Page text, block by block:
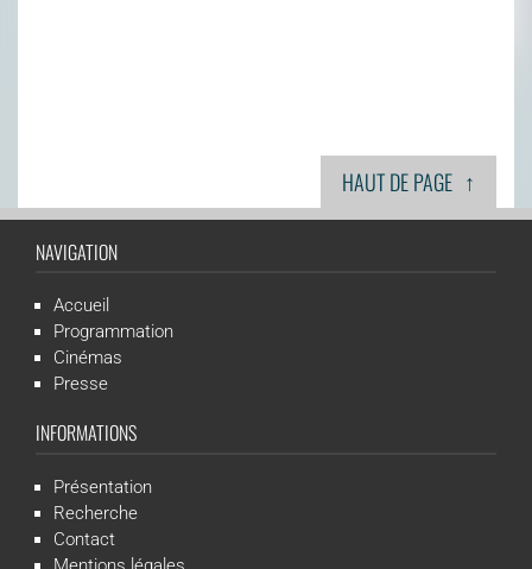
HAUT DE PAGE ↑
NAVIGATION
Accueil
Programmation
Cinémas
Presse
INFORMATIONS
Présentation
Recherche
Contact